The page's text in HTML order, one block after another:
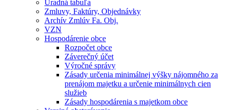
Úradná tabuľa
Zmluvy, Faktúry, Objednávky
Archív Zmlúv Fa. Obj.
VZN
Hospodárenie obce
Rozpočet obce
Záverečný účet
Výročné správy
Zásady určenia minimálnej výšky nájomného za
prenájom majetku a určenie minimálnych cien
služieb
Zásady hospodárenia s majetkom obce